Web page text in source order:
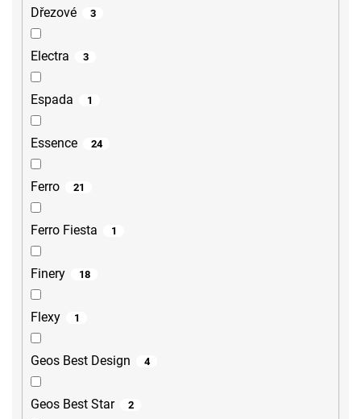
Dřezové 3
Electra 3
Espada 1
Essence 24
Ferro 21
Ferro Fiesta 1
Finery 18
Flexy 1
Geos Best Design 4
Geos Best Star 2